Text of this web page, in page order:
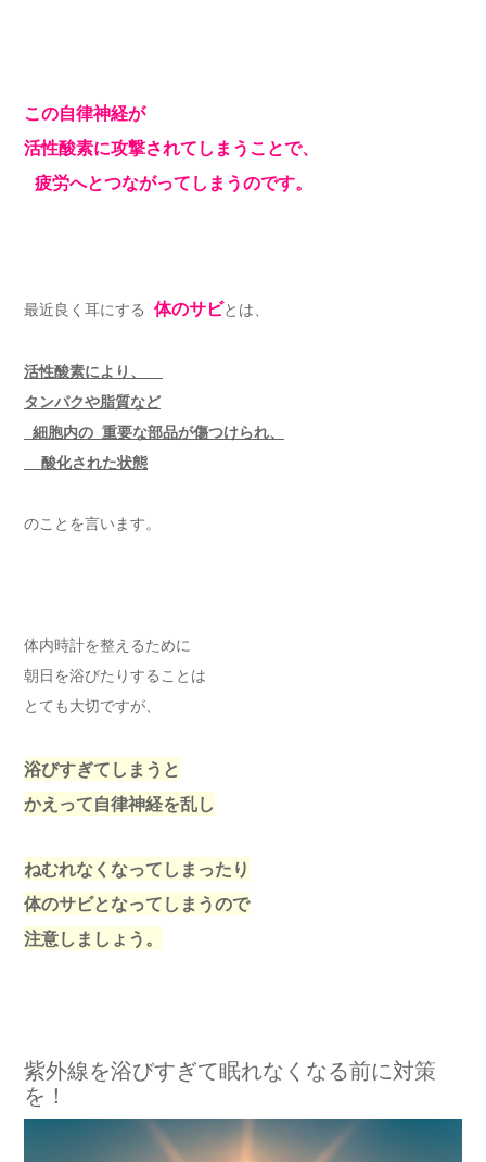
この自律神経が
活性酸素に攻撃されてしまうことで、
疲労へとつながってしまうのです。
最近良く耳にする 体のサビとは、
活性酸素により、
タンパクや脂質など
細胞内の 重要な部品が傷つけられ、
酸化された状態
のことを言います。
体内時計を整えるために
朝日を浴びたりすることは
とても大切ですが、
浴びすぎてしまうと
かえって自律神経を乱し
ねむれなくなってしまったり
体のサビとなってしまうので
注意しましょう。
紫外線を浴びすぎて眠れなくなる前に対策
を！